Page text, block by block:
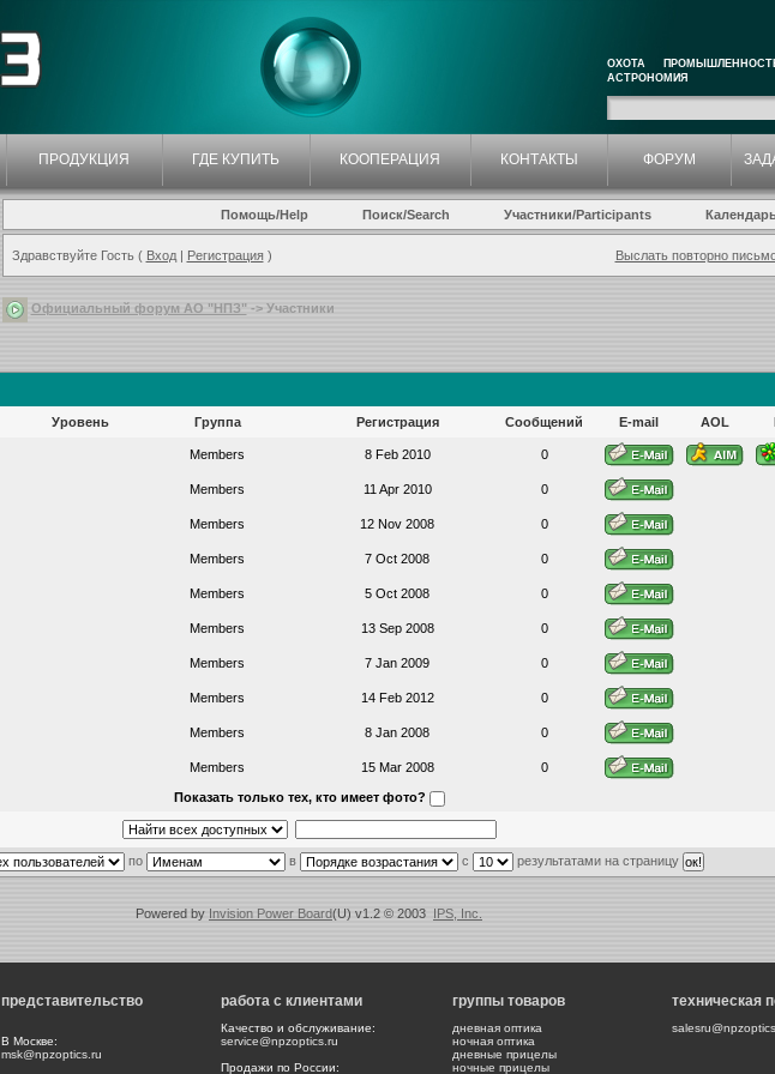
ОХОТА
АСТРОНОМИЯ
ПРОДУКЦИЯ ГДЕ КУПИТЬ КООПЕРАЦИЯ КОНТАКТЫ ФОРУМ
Помощь/Help Поиск/Search Участники/Participants
Здравствуйте Гость ( Вход| Регистрация) Выслать повторно
Официальный форум АО "НПЗ"-> Участники
Уровень Группа Регистрация Сообщений E-mail AOL
Members 8 Feb 2010 0
Members 11 Apr 2010 0
Members 12 Nov 2008 0
Members 7 Oct 2008 0
Members 5 Oct 2008 0
Members 13 Sep 2008 0
Members 7 Jan 2009 0
Members 14 Feb 2012 0
Members 8 Jan 2008 0
Members 15 Mar 2008 0
Показать только тех, кто имеет фото?
по в с результатами на страницу
Powered by Invision Power Board(U) v1.2 © 2003 IPS, Inc.
представительство
В Москве:
msk@npzoptics.ru
работа с клиентами
Качество и обслуживание:
service@npzoptics.ru
Продажи по России:
группы товаров
дневная оптика
ночная оптика
дневные прицелы
ночные прицелы
техническая